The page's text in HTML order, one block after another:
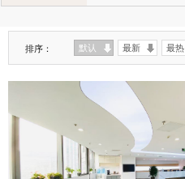
排序： 默认 最新 最热